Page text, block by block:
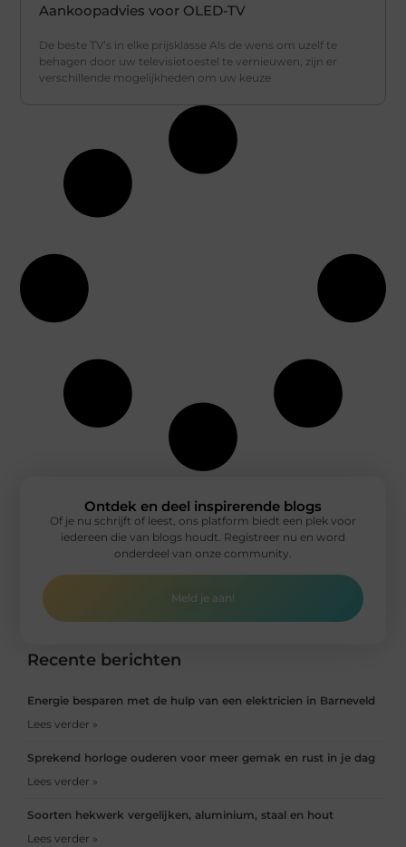
Aankoopadvies voor OLED-TV
De beste TV’s in elke prijsklasse Als de wens om uzelf te
behagen door uw televisietoestel te vernieuwen, zijn er
verschillende mogelijkheden om uw keuze
Recente berichten
Energie besparen met de hulp van een elektricien in Barneveld
Lees verder »
Sprekend horloge ouderen voor meer gemak en rust in je dag
Lees verder »
Soorten hekwerk vergelijken, aluminium, staal en hout
Lees verder »
Ontdek en deel inspirerende blogs
Of je nu schrijft of leest, ons platform biedt een plek voor
iedereen die van blogs houdt. Registreer nu en word
onderdeel van onze community.
Meld je aan!